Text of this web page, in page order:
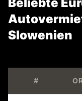
Slowenien
#